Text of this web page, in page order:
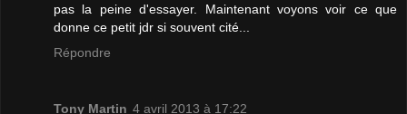
pas la peine d'essayer. Maintenant voyons voir ce que
donne ce petit jdr si souvent cité...
Répondre
Tony Martin 4 avril 2013 à 17:22